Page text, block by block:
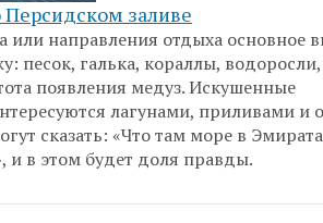
Персидском заливе
или направления отдыха основное
песок, галька, кораллы, водоросли,
появления медуз. Искушенные
лагунами, приливами и
сказать: «Что там море в
и в этом будет доля правды.